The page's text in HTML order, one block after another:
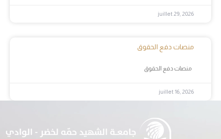
juillet 29, 2026
منصات دفع الحقوق
juillet 16, 2026